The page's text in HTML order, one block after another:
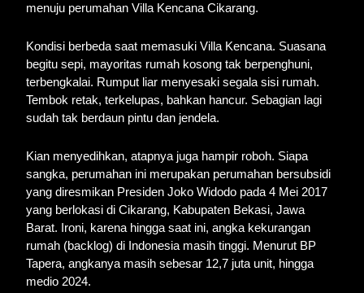
menuju perumahan Villa Kencana Cikarang.
Kondisi berbeda saat memasuki Villa Kencana. Suasana
begitu sepi, mayoritas rumah kosong tak berpenghuni,
terbengkalai. Rumput liar menyesaki segala sisi rumah.
Tembok retak, terkelupas, bahkan hancur. Sebagian lagi
sudah tak berdaun pintu dan jendela.
Kian menyedihkan, atapnya juga hampir roboh. Siapa
sangka, perumahan ini merupakan perumahan bersubsidi
yang diresmikan Presiden Joko Widodo pada 4 Mei 2017
yang berlokasi di Cikarang, Kabupaten Bekasi, Jawa
Barat. Ironi, karena hingga saat ini, angka kekurangan
rumah (backlog) di Indonesia masih tinggi. Menurut BP
Tapera, angkanya masih sebesar 12,7 juta unit, hingga
medio 2024.